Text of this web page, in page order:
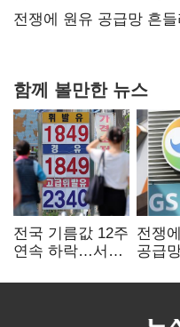
탈환'(종합)
전쟁에 원유 공급망 흔
함께 볼만한 뉴스
전국 기름값 12주
연속 하락…서울
전쟁
공급
정유,